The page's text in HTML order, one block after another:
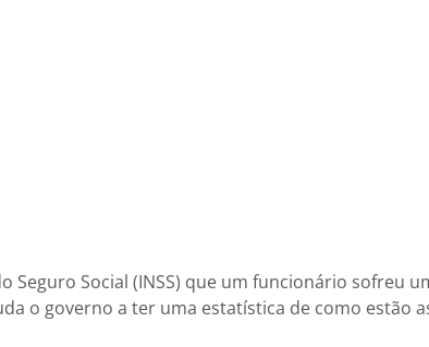
Social (INSS) que um funcionário sofreu
o governo a ter uma estatística de como estão